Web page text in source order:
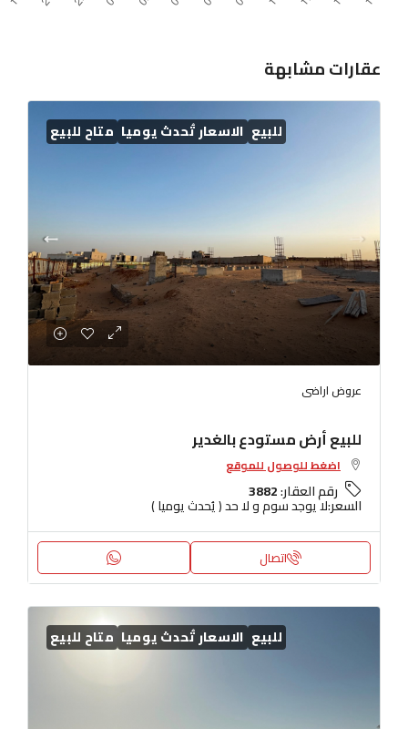
عقارات مشابهة
للبيع الاسعار تُحدث يوميا متاح للبيع
عروض اراضى
للبيع أرض مستودع بالغدير
اضغط للوصول للموقع
رقم العقار:3882
السعر:لا يوجد سوم و لا حد ( يُحدث يوميا )
اتصال
للبيع الاسعار تُحدث يوميا متاح للبيع